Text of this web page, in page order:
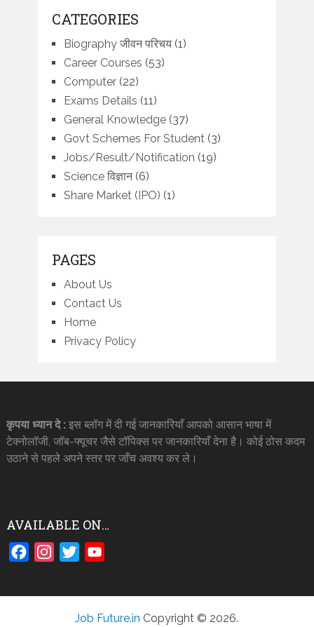
CATEGORIES
Biography जीवन परिचय(1)
Career Courses (53)
Computer(22)
Exams Details (11)
General Knowledge(37)
Govt Schemes For Student (3)
Jobs/Result/Notification (19)
Science विज्ञान(6)
Share Market (IPO) (1)
PAGES
About Us
Contact Us
Home
Privacy Policy
कृपया ध्यान दे : इस ब्लॉग में दी गई जानकारियाँ आपको आसान भाषा में
टेक्नोलॉजी, जॉब-फ्यूचर जैसे टॉपिक्स पर जानकारियाँ देना है। कोई ठोस कदम
उठाने से पहले अपने स्तर पर जाँच अवश्य कर ले।
AVAILABLE ON…
FacebookInstagram
Twitter
Job Future.in Copyright © 2026.